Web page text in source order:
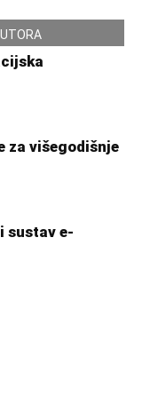
za višegodišnje
sustav e-